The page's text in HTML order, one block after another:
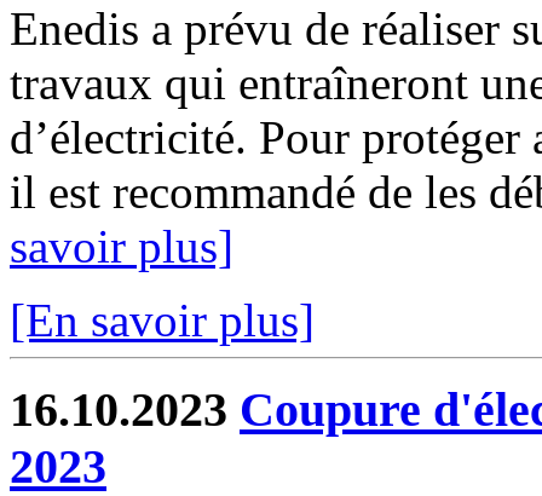
Enedis a prévu de réaliser
travaux qui entraîneront
d’électricité. Pour protéger
il est recommandé de les
savoir plus]
[En savoir plus]
16.10.2023 Coupure
2023